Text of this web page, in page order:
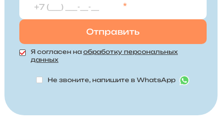
*
Я согласен на обработку персональных
данных
Не звоните, напишите в WhatsApp